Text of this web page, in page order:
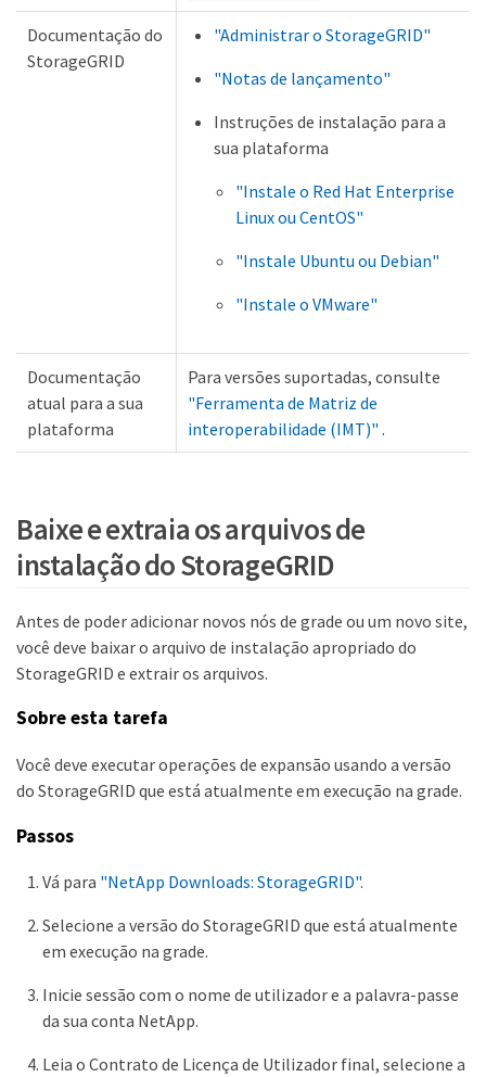
Documentação do
StorageGRID
"Administrar o StorageGRID"
"Notas de lançamento"
Instruções de instalação para a
sua plataforma
"Instale o Red Hat Enterprise
Linux ou CentOS"
"Instale Ubuntu ou Debian"
"Instale o VMware"
Documentação
atual para a sua
plataforma
Para versões suportadas, consulte
"Ferramenta de Matriz de
interoperabilidade (IMT)" .
Baixe e extraia os arquivos de
instalação do StorageGRID
Antes de poder adicionar novos nós de grade ou um novo site,
você deve baixar o arquivo de instalação apropriado do
StorageGRID e extrair os arquivos.
Sobre esta tarefa
Você deve executar operações de expansão usando a versão
do StorageGRID que está atualmente em execução na grade.
Passos
Vá para "NetApp Downloads: StorageGRID".
Selecione a versão do StorageGRID que está atualmente
em execução na grade.
Inicie sessão com o nome de utilizador e a palavra-passe
da sua conta NetApp.
Leia o Contrato de Licença de Utilizador final, selecione a